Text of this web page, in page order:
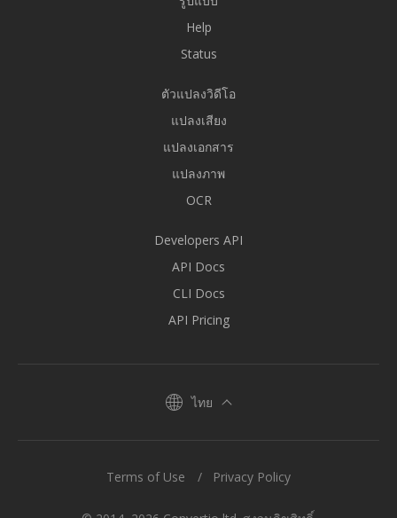
Help
Status
ตัวแปลงวิดีโอ
แปลงเสียง
แปลงเอกสาร
แปลงภาพ
OCR
Developers API
API Docs
CLI Docs
API Pricing
ไทย
Terms of Use Privacy Policy